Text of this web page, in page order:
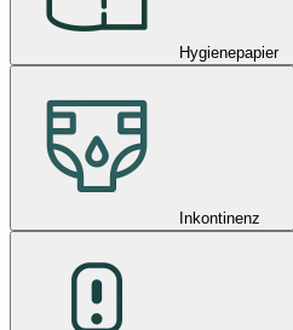
Hygienepapier
Inkontinenz